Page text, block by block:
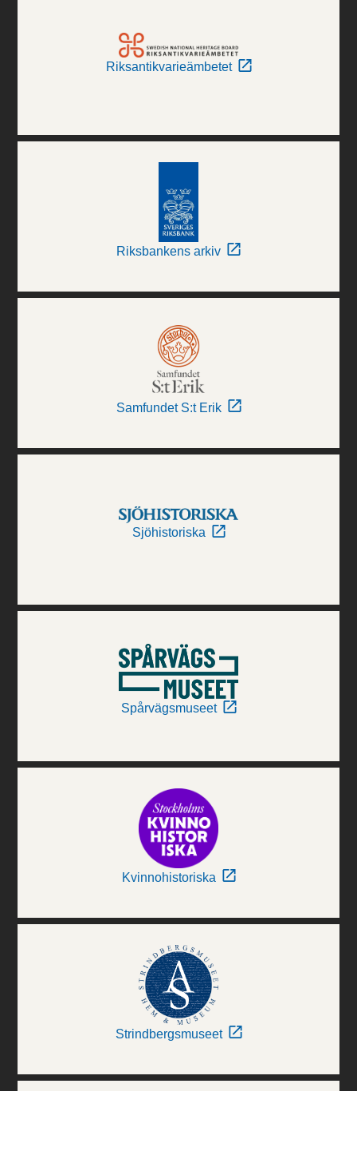
Riksantikvarieämbetet
Riksbankens arkiv
Samfundet S:t Erik
Sjöhistoriska
Spårvägsmuseet
Kvinnohistoriska
Strindbergsmuseet